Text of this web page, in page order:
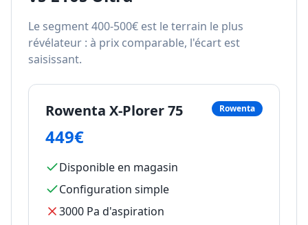
Le segment 400-500€ est le terrain le plus
révélateur : à prix comparable, l'écart est
saisissant.
Rowenta X-Plorer 75
449€
Rowenta
Disponible en magasin
Configuration simple
3000 Pa d'aspiration